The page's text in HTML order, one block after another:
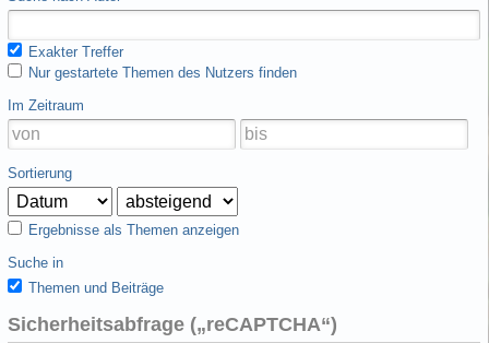
Exakter Treffer
Nur gestartete Themen des Nutzers finden
Im Zeitraum
Sortierung
Ergebnisse als Themen anzeigen
Suche in
Themen und Beiträge
Sicherheitsabfrage („reCAPTCHA“)